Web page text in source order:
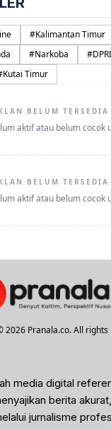
#Kalimantan Timur
#Narkoba #
Kutai Timur
BELUM TERSEDIA
aktif atau belum cocok
BELUM TERSEDIA
aktif atau belum cocok
2026 Pranala.co. All
media digital
berita
jurnalisme